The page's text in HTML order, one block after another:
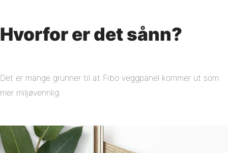
Hvorfor er det sånn?
Det er mange grunner til at Fibo veggpanel kommer ut som
mer miljøvennlig.